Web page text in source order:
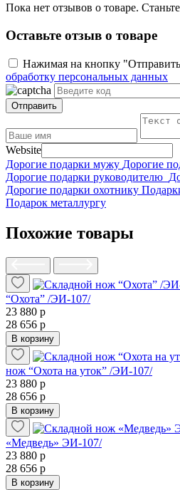
Пока нет отзывов о товаре.
Оставьте отзыв о товаре
Нажимая на кнопку
обработку персональных данных
Отправить
Website
Дорогие подарки мужу Дорогие
Дорогие подарки руководителю
Дорогие подарки охотнику
Подарок металлургу
Похожие товары
“Охота” /ЭИ-107/
23 880 р
28 656 р
В корзину
нож “Охота на уток” /ЭИ-107/
23 880 р
28 656 р
В корзину
«Медведь» ЭИ-107/
23 880 р
28 656 р
В корзину